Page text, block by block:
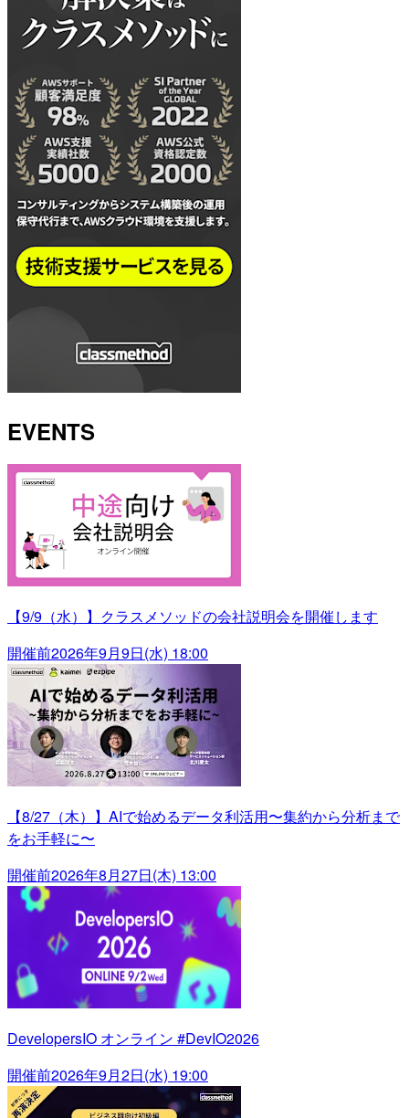
EVENTS
【9/9（水）】クラスメソッドの会社説明会を開催します
開催前2026年9月9日(水) 18:00
【8/27（木）】AIで始めるデータ利活用〜集約から分析まで
をお手軽に〜
開催前2026年8月27日(木) 13:00
DevelopersIO オンライン #DevIO2026
開催前2026年9月2日(水) 19:00